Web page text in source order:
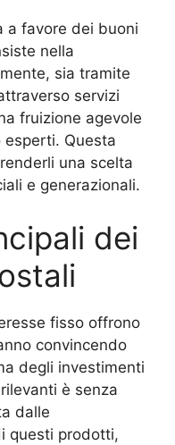
a favore dei buoni
nella
sia tramite
servizi
fruizione agevole
esperti. Questa
una scelta
e generazionali.
dei
fisso offrono
convincendo
degli investimenti
è senza
dalle
questi prodotti,